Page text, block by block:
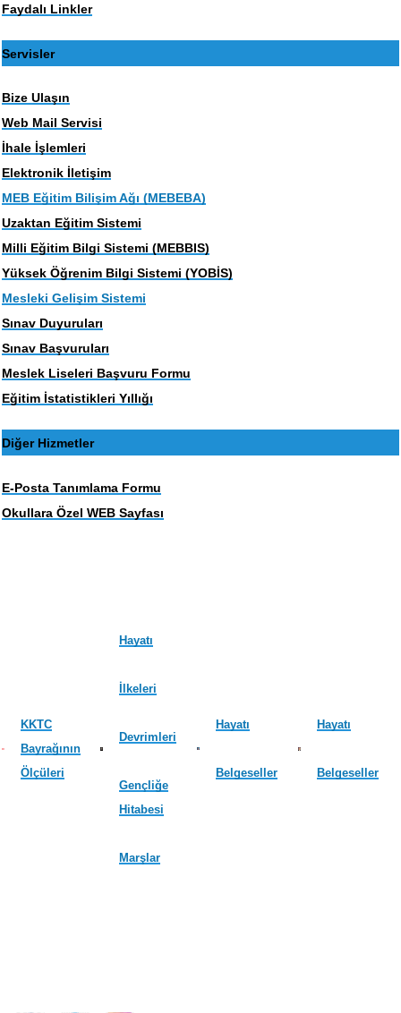
Faydalı Linkler
Servisler
Bize Ulaşın
Web Mail Servisi
İhale İşlemleri
Elektronik İletişim
MEB Eğitim Bilişim Ağı (MEBEBA)
Uzaktan Eğitim Sistemi
Milli Eğitim Bilgi Sistemi (MEBBIS)
Yüksek Öğrenim Bilgi Sistemi (YOBİS)
Mesleki Gelişim Sistemi
Sınav Duyuruları
Sınav Başvuruları
Meslek Liseleri Başvuru Formu
Eğitim İstatistikleri Yıllığı
Diğer Hizmetler
E-Posta Tanımlama Formu
Okullara Özel WEB Sayfası
KKTC
Bayrağının
Ölçüleri
Hayatı
İlkeleri
Devrimleri
Gençliğe
Hitabesi
Marşlar
Hayatı
Belgeseller
Hayatı
Belgeseller